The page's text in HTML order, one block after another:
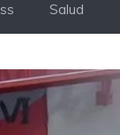
Salud